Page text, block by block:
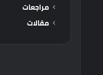
مراجعات
مقالات